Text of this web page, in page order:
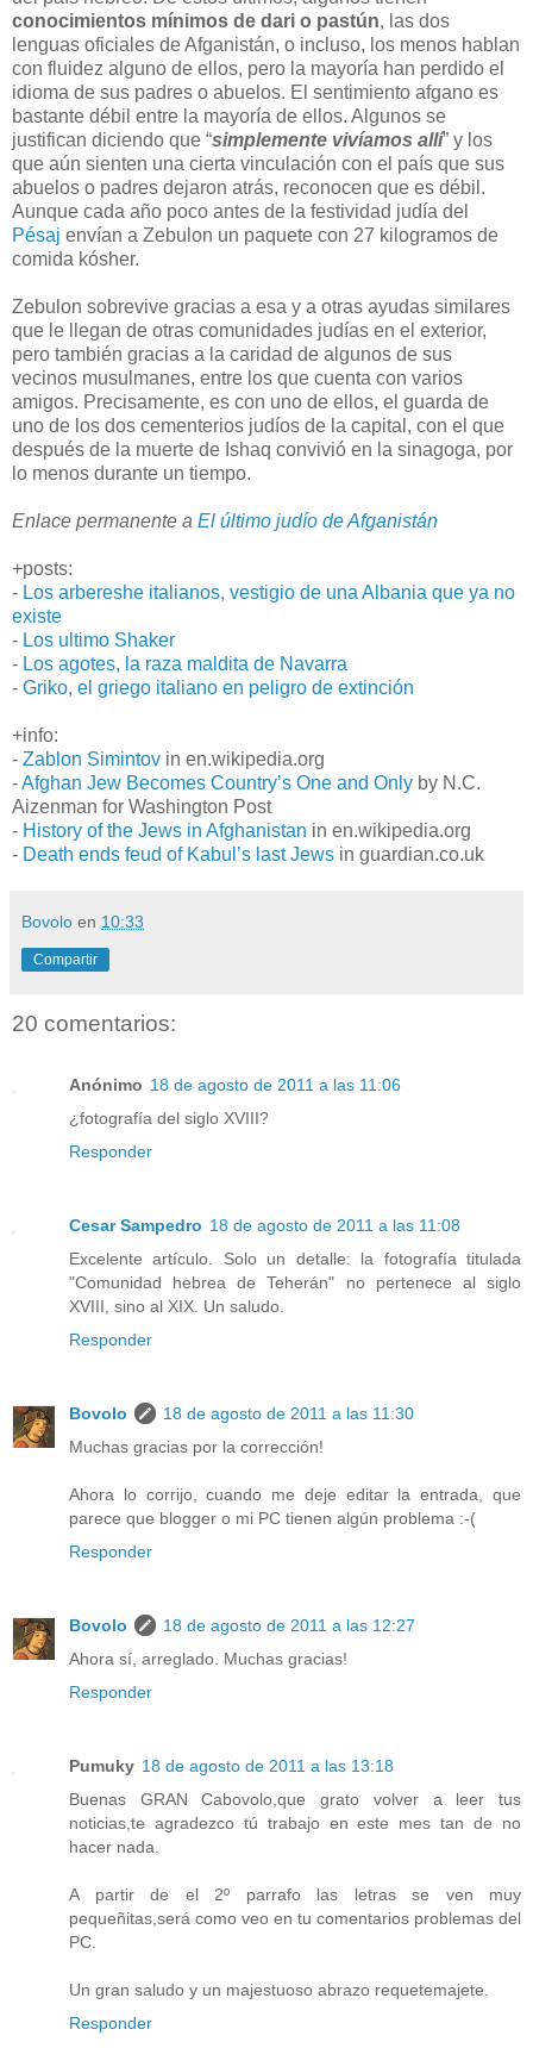
conocimientos mínimos de dari o pastún, las dos
lenguas oficiales de Afganistán, o incluso, los menos hablan
con fluidez alguno de ellos, pero la mayoría han perdido el
idioma de sus padres o abuelos. El sentimiento afgano es
bastante débil entre la mayoría de ellos. Algunos se
justifican diciendo que “simplemente vivíamos allí” y los
que aún sienten una cierta vinculación con el país que sus
abuelos o padres dejaron atrás, reconocen que es débil.
Aunque cada año poco antes de la festividad judía del
Pésaj envían a Zebulon un paquete con 27 kilogramos de
comida kósher.
Zebulon sobrevive gracias a esa y a otras ayudas similares
que le llegan de otras comunidades judías en el exterior,
pero también gracias a la caridad de algunos de sus
vecinos musulmanes, entre los que cuenta con varios
amigos. Precisamente, es con uno de ellos, el guarda de
uno de los dos cementerios judíos de la capital, con el que
después de la muerte de Ishaq convivió en la sinagoga, por
lo menos durante un tiempo.
Enlace permanente a El último judío de Afganistán
+posts:
- Los arbereshe italianos, vestigio de una Albania que ya no
existe
- Los ultimo Shaker
- Los agotes, la raza maldita de Navarra
- Griko, el griego italiano en peligro de extinción
+info:
- Zablon Simintov in en.wikipedia.org
-Afghan Jew Becomes Country’s One and Only by N.C.
Aizenman for Washington Post
- History of the Jews in Afghanistan in en.wikipedia.org
- Death ends feud of Kabul’s last Jews in guardian.co.uk
Bovolo en 10:33
Compartir
20 comentarios:
Anónimo 18 de agosto de 2011 a las 11:06
¿fotografía del siglo XVIII?
Responder
Cesar Sampedro 18 de agosto de 2011 a las 11:08
Excelente artículo. Solo un detalle: la fotografía titulada
"Comunidad hebrea de Teherán" no pertenece al siglo
XVIII, sino al XIX. Un saludo.
Responder
Bovolo
18 de agosto de 2011 a las 11:30
Muchas gracias por la corrección!
Ahora lo corrijo, cuando me deje editar la entrada, que
parece que blogger o mi PC tienen algún problema :-(
Responder
Bovolo
18 de agosto de 2011 a las 12:27
Ahora sí, arreglado. Muchas gracias!
Responder
Pumuky 18 de agosto de 2011 a las 13:18
Buenas GRAN Cabovolo,que grato volver a leer tus
noticias,te agradezco tú trabajo en este mes tan de no
hacer nada.
A partir de el 2º parrafo las letras se ven muy
pequeñitas,será como veo en tu comentarios problemas del
PC.
Un gran saludo y un majestuoso abrazo requetemajete.
Responder